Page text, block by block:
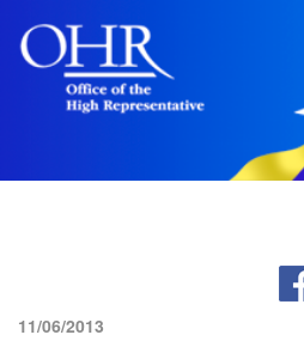
11/06/2013